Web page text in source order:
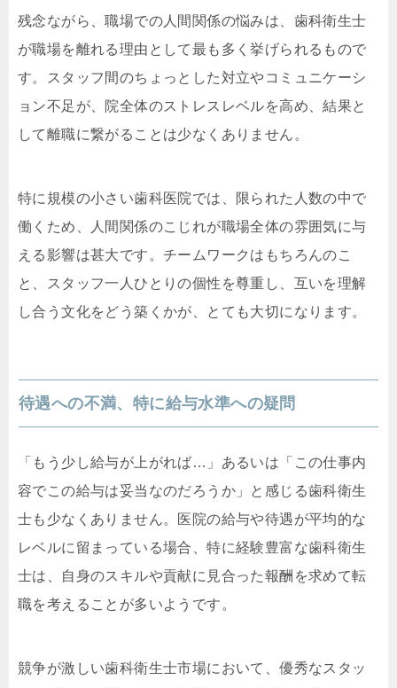
残念ながら、職場での人間関係の悩みは、歯科衛生士
が職場を離れる理由として最も多く挙げられるもので
す。スタッフ間のちょっとした対立やコミュニケーシ
ョン不足が、院全体のストレスレベルを高め、結果と
して離職に繋がることは少なくありません。
特に規模の小さい歯科医院では、限られた人数の中で
働くため、人間関係のこじれが職場全体の雰囲気に与
える影響は甚大です。チームワークはもちろんのこ
と、スタッフ一人ひとりの個性を尊重し、互いを理解
し合う文化をどう築くかが、とても大切になります。
待遇への不満、特に給与水準への疑問
「もう少し給与が上がれば…」あるいは「この仕事内
容でこの給与は妥当なのだろうか」と感じる歯科衛生
士も少なくありません。医院の給与や待遇が平均的な
レベルに留まっている場合、特に経験豊富な歯科衛生
士は、自身のスキルや貢献に見合った報酬を求めて転
職を考えることが多いようです。
競争が激しい歯科衛生士市場において、優秀なスタッ